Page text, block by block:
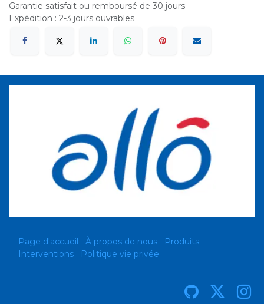
Garantie satisfait ou remboursé de 30 jours
Expédition : 2-3 jours ouvrables
Page d'accueil À propos de nous
Produits
Interventions
Politique vie privée